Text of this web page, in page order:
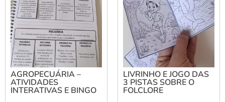
AGROPECUÁRIA –
ATIVIDADES
INTERATIVAS E BINGO
LIVRINHO E JOGO DAS
3 PISTAS SOBRE O
FOLCLORE